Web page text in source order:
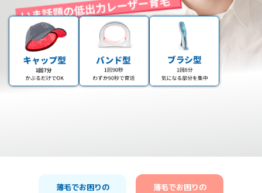
薄毛でお困りの 薄毛でお困りの